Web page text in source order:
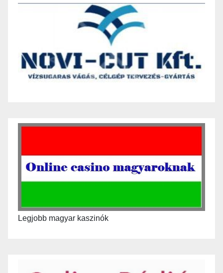
Legjobb magyar kaszinók